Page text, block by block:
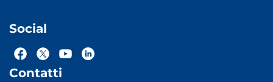
Social
Contatti